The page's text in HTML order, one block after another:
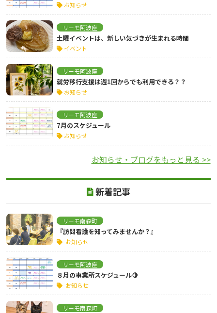
お知らせ
リーモ阿波座
土曜イベントは、新しい気づきが生まれる時間
イベント
リーモ阿波座
就労移行支援は週1回からでも利用できる？？
お知らせ
リーモ阿波座
7月のスケジュール
お知らせ
お知らせ・ブログをもっと見る >>
新着記事
リーモ南森町
『訪問看護を知ってみませんか？』
お知らせ
リーモ阿波座
８月の事業所スケジュール🍋
お知らせ
リーモ南森町